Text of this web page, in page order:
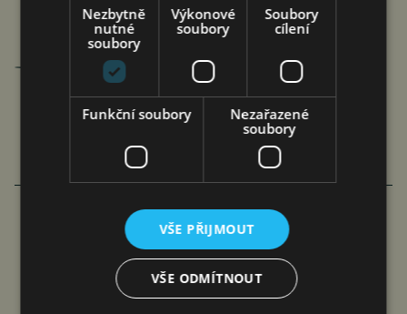
Jan Ferenc
články autora >
VÍCE ČLÁNKU Z BYZNYSU
RIDERA V HEŘMANICÍCH
POSTUPOVALA SPRÁVNĚ, ČIŽP
Nezbytně
nutné
soubory
Výkonové
soubory
Soubory
cílení
Funkční soubory
Nezařazené
soubory
VŠE PŘIJMOUT
VŠE ODMÍTNOUT